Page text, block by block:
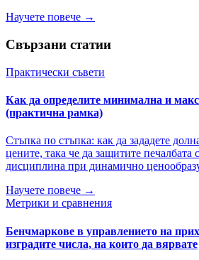
Научете повече →
Свързани статии
Практически съвети
Как да определите минимална и
(практична рамка)
Стъпка по стъпка: как да зададете
цените, така че да защитите печалбата
дисциплина при динамично
Научете повече →
Метрики и сравнения
Бенчмаркове в управлението на
изградите числа, на които да вярвате